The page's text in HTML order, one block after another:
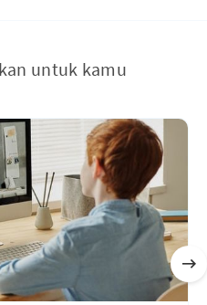
untuk kamu